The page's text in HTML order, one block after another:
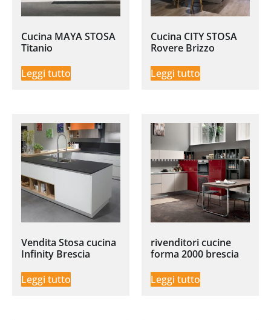
Cucina MAYA STOSA
Titanio
Leggi tutto
Cucina CITY STOSA
Rovere Brizzo
Leggi tutto
Vendita Stosa cucina
Infinity Brescia
Leggi tutto
rivenditori cucine
forma 2000 brescia
Leggi tutto